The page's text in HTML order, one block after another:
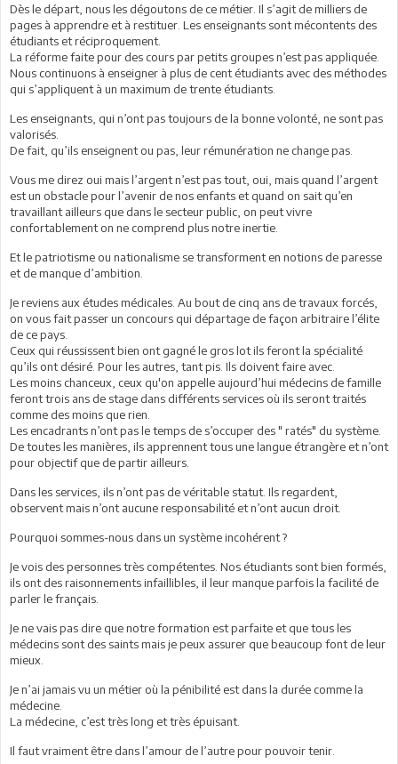
Dès le départ, nous les dégoutons de ce métier. Il s’agit de milliers de
pages à apprendre et à restituer. Les enseignants sont mécontents des
étudiants et réciproquement.
La réforme faite pour des cours par petits groupes n’est pas appliquée.
Nous continuons à enseigner à plus de cent étudiants avec des méthodes
qui s’appliquent à un maximum de trente étudiants.
Les enseignants, qui n’ont pas toujours de la bonne volonté, ne sont pas
valorisés.
De fait, qu’ils enseignent ou pas, leur rémunération ne change pas.
Vous me direz oui mais l’argent n’est pas tout, oui, mais quand l’argent
est un obstacle pour l’avenir de nos enfants et quand on sait qu’en
travaillant ailleurs que dans le secteur public, on peut vivre
confortablement on ne comprend plus notre inertie.
Et le patriotisme ou nationalisme se transforment en notions de paresse
et de manque d’ambition.
Je reviens aux études médicales. Au bout de cinq ans de travaux forcés,
on vous fait passer un concours qui départage de façon arbitraire l’élite
de ce pays.
Ceux qui réussissent bien ont gagné le gros lot ils feront la spécialité
qu’ils ont désiré. Pour les autres, tant pis. Ils doivent faire avec.
Les moins chanceux, ceux qu'on appelle aujourd’hui médecins de famille
feront trois ans de stage dans différents services où ils seront traités
comme des moins que rien.
Les encadrants n’ont pas le temps de s’occuper des " ratés" du système.
De toutes les manières, ils apprennent tous une langue étrangère et n’ont
pour objectif que de partir ailleurs.
Dans les services, ils n’ont pas de véritable statut. Ils regardent,
observent mais n’ont aucune responsabilité et n’ont aucun droit.
Pourquoi sommes-nous dans un système incohérent ?
Je vois des personnes très compétentes. Nos étudiants sont bien formés,
ils ont des raisonnements infaillibles, il leur manque parfois la facilité de
parler le français.
Je ne vais pas dire que notre formation est parfaite et que tous les
médecins sont des saints mais je peux assurer que beaucoup font de leur
mieux.
Je n’ai jamais vu un métier où la pénibilité est dans la durée comme la
médecine.
La médecine, c’est très long et très épuisant.
Il faut vraiment être dans l’amour de l’autre pour pouvoir tenir.